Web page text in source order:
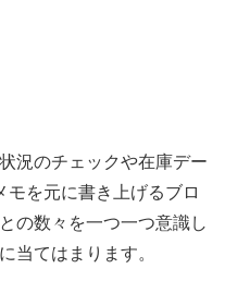
況のチェックや在庫デー
モを元に書き上げるブロ
の数々を一つ一つ意識し
当てはまります。